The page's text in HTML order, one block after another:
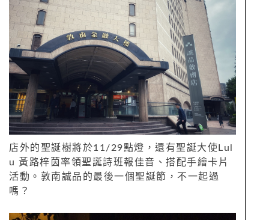
店外的聖誕樹將於11/29點燈，還有聖誕大使 Lul
u 黃路梓茵率領聖誕詩班報佳音、搭配手繪卡片
活動。敦南誠品的最後一個聖誕節，不一起過
嗎？